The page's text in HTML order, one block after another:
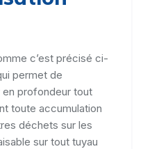
c’est précisé ci-
permet de
profondeur tout
toute accumulation
déchets sur les
sur tout tuyau